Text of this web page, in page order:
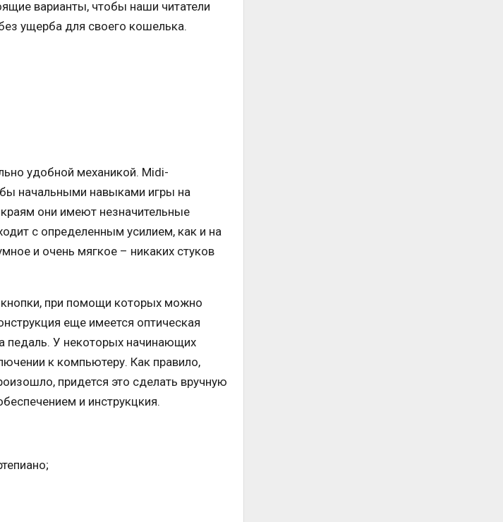
варианты, чтобы наши читатели
ущерба для своего кошелька.
удобной механикой. Midi-
начальными навыками игры на
они имеют незначительные
с определенным усилием, как и на
и очень мягкое – никаких стуков
при помощи которых можно
еще имеется оптическая
педаль. У некоторых начинающих
к компьютеру. Как правило,
придется это сделать вручную
и инструкцкия.